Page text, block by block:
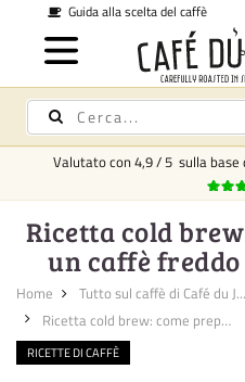
Spedizione in tutta
Valutato con4,9/5 sulla base
Ricetta cold
un caffè
Home Tutto sul caffè di Café du J...
Ricetta cold brew: come prepar...
RICETTE DI CAFFÈ